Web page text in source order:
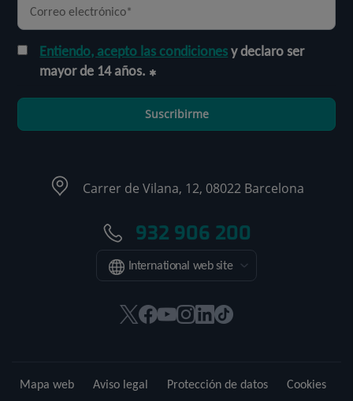
Entiendo, acepto las condicionesy declaro ser
mayor de 14 años.
Suscribirme
Carrer de Vilana, 12, 08022 Barcelona
932 906 200
International web site
Este
en
Este
en
Este
en
Este
en
Este
en
Enlace
externa.
Mapa web Aviso legal Protección de datos Cookies